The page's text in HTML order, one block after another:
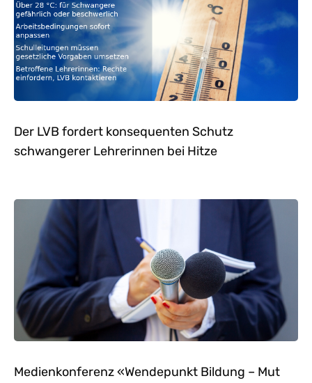
Der LVB fordert konsequenten Schutz
schwangerer Lehrerinnen bei Hitze
Medienkonferenz «Wendepunkt Bildung – Mut